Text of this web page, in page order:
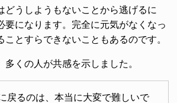
どうしようもないことから逃げるに
要になります。完全に元気がなくなっ
ことすらできないこともあるのです。
くの人が共感を示しました。
戻るのは、本当に大変で難しいで